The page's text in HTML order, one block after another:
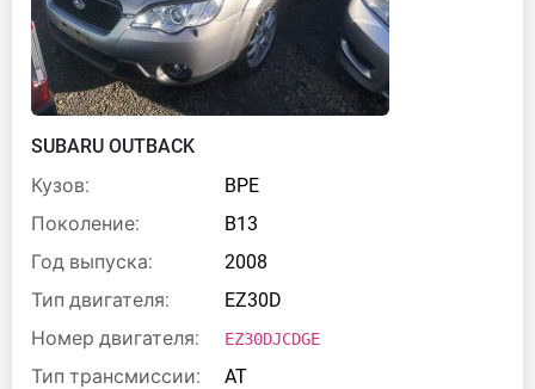
SUBARU OUTBACK
Кузов:
BPE
Поколение:
B13
Год выпуска:
2008
Тип двигателя:
EZ30D
Номер двигателя:
EZ30DJCDGE
Тип трансмиссии:
AT